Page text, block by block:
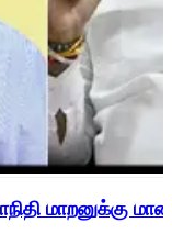
மாறனுக்கு